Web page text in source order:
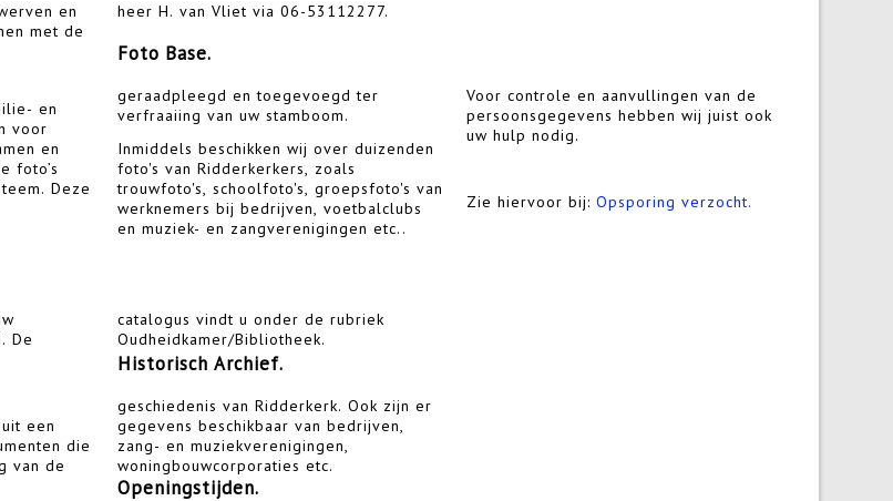
en
met de
heer H. van Vliet via 06-53112277.
Foto Base.
en
voor
en
foto’s
Deze
geraadpleegd en toegevoegd ter
verfraaiing van uw stamboom.
Inmiddels beschikken wij over duizenden
foto's van Ridderkerkers, zoals
trouwfoto's, schoolfoto's, groepsfoto's van
werknemers bij bedrijven, voetbalclubs
en muziek- en zangverenigingen etc..
Voor controle en aanvullingen van de
persoonsgegevens hebben wij juist ook
uw hulp nodig.
Zie hiervoor bij:Opsporing verzocht.
De
Oudheidkamer/Bibliotheek.
Historisch Archief.
een
die
van de
geschiedenis van Ridderkerk. Ook zijn er
woningbouwcorporaties etc.
Openingstijden.